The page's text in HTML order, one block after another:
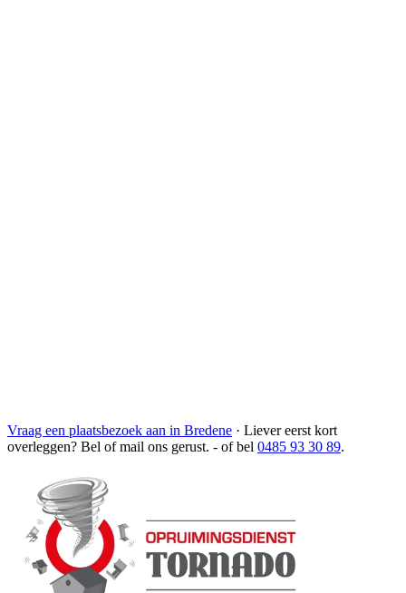
Vraag een plaatsbezoek aan in Bredene · Liever eerst kort
overleggen? Bel of mail ons gerust. - of bel 0485 93 30 89.